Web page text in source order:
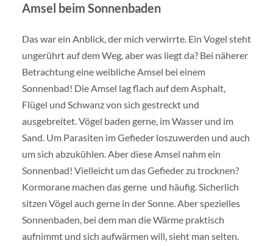
Amsel beim Sonnenbaden
Das war ein Anblick, der mich verwirrte. Ein Vogel steht
ungerührt auf dem Weg, aber was liegt da? Bei näherer
Betrachtung eine weibliche Amsel bei einem
Sonnenbad! Die Amsel lag flach auf dem Asphalt,
Flügel und Schwanz von sich gestreckt und
ausgebreitet. Vögel baden gerne, im Wasser und im
Sand. Um Parasiten im Gefieder loszuwerden und auch
um sich abzukühlen. Aber diese Amsel nahm ein
Sonnenbad! Vielleicht um das Gefieder zu trocknen?
Kormorane machen das gerne und häufig. Sicherlich
sitzen Vögel auch gerne in der Sonne. Aber spezielles
Sonnenbaden, bei dem man die Wärme praktisch
aufnimmt und sich aufwärmen will, sieht man selten.